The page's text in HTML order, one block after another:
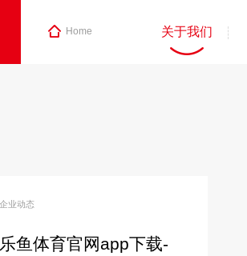
Home 关于我们
企业动态
乐鱼体育官网app下载-